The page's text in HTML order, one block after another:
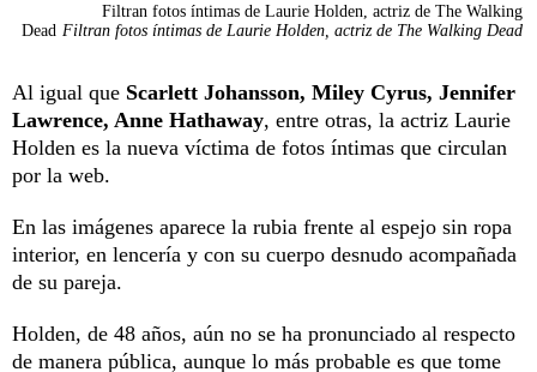
Filtran fotos íntimas de Laurie Holden, actriz de The Walking
Dead Filtran fotos íntimas de Laurie Holden, actriz de The Walking Dead
Al igual que Scarlett Johansson, Miley Cyrus, Jennifer
Lawrence, Anne Hathaway, entre otras, la actriz Laurie
Holden es la nueva víctima de fotos íntimas que circulan
por la web.
En las imágenes aparece la rubia frente al espejo sin ropa
interior, en lencería y con su cuerpo desnudo acompañada
de su pareja.
Holden, de 48 años, aún no se ha pronunciado al respecto
de manera pública, aunque lo más probable es que tome